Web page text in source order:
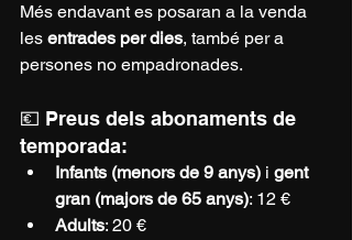
Més endavant es posaran a la venda
les entrades per dies, també per a
persones no empadronades.
💶 Preus dels abonaments de
temporada:
Infants (menors de 9 anys) i gent
gran (majors de 65 anys): 12 €
Adults: 20 €